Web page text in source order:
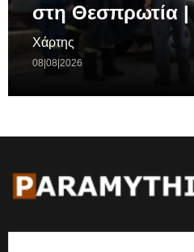
στη Θεσπρωτία
Χάρτης
08|08|2026